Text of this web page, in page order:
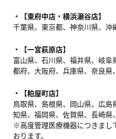
【東府中店・横浜瀬谷店】
千葉県、東京都、神奈川県、沖
【一宮萩原店】
富山県、石川県、福井県、岐
都府、大阪府、兵庫県、奈良県
【粕屋町店】
鳥取県、島根県、岡山県、広
知県、福岡県、佐賀県、長崎
※高度管理医療機器につきまし
おります。